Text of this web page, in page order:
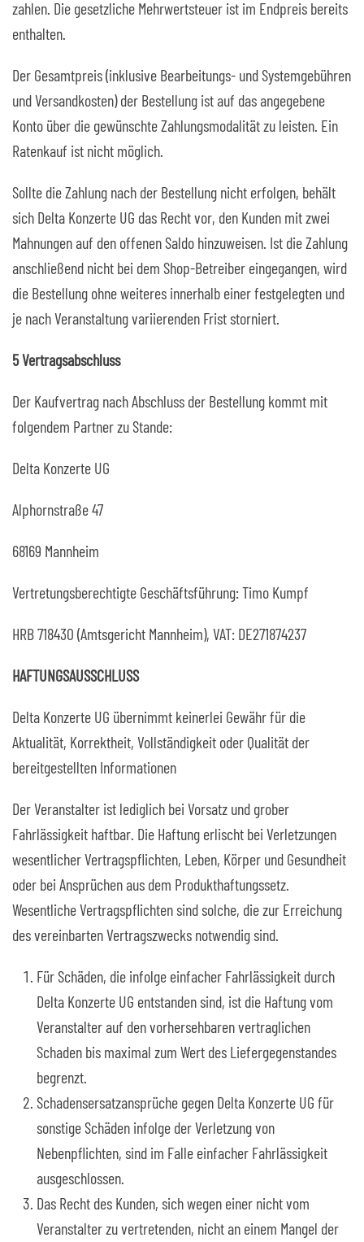
zahlen. Die gesetzliche Mehrwertsteuer ist im Endpreis bereits
enthalten.
Der Gesamtpreis (inklusive Bearbeitungs- und Systemgebühren
und Versandkosten) der Bestellung ist auf das angegebene
Konto über die gewünschte Zahlungsmodalität zu leisten. Ein
Ratenkauf ist nicht möglich.
Sollte die Zahlung nach der Bestellung nicht erfolgen, behält
sich Delta Konzerte UG das Recht vor, den Kunden mit zwei
Mahnungen auf den offenen Saldo hinzuweisen. Ist die Zahlung
anschließend nicht bei dem Shop-Betreiber eingegangen, wird
die Bestellung ohne weiteres innerhalb einer festgelegten und
je nach Veranstaltung variierenden Frist storniert.
5 Vertragsabschluss
Der Kaufvertrag nach Abschluss der Bestellung kommt mit
folgendem Partner zu Stande:
Delta Konzerte UG
Alphornstraße 47
68169 Mannheim
Vertretungsberechtigte Geschäftsführung: Timo Kumpf
HRB 718430 (Amtsgericht Mannheim), VAT: DE271874237
HAFTUNGSAUSSCHLUSS
Delta Konzerte UG übernimmt keinerlei Gewähr für die
Aktualität, Korrektheit, Vollständigkeit oder Qualität der
bereitgestellten Informationen
Der Veranstalter ist lediglich bei Vorsatz und grober
Fahrlässigkeit haftbar. Die Haftung erlischt bei Verletzungen
wesentlicher Vertragspflichten, Leben, Körper und Gesundheit
oder bei Ansprüchen aus dem Produkthaftungssetz.
Wesentliche Vertragspflichten sind solche, die zur Erreichung
des vereinbarten Vertragszwecks notwendig sind.
Für Schäden, die infolge einfacher Fahrlässigkeit durch
Delta Konzerte UG entstanden sind, ist die Haftung vom
Veranstalter auf den vorhersehbaren vertraglichen
Schaden bis maximal zum Wert des Liefergegenstandes
begrenzt.
Schadensersatzansprüche gegen Delta Konzerte UG für
sonstige Schäden infolge der Verletzung von
Nebenpflichten, sind im Falle einfacher Fahrlässigkeit
ausgeschlossen.
Das Recht des Kunden, sich wegen einer nicht vom
Veranstalter zu vertretenden, nicht an einem Mangel der